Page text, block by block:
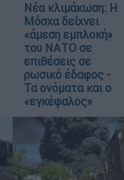
Νέα κλιμάκωση: Η
Μόσχα δείχνει
«άμεση εμπλοκή»
του ΝΑΤΟ σε
επιθέσεις σε
ρωσικό έδαφος -
Τα ονόματα και ο
«εγκέφαλος»